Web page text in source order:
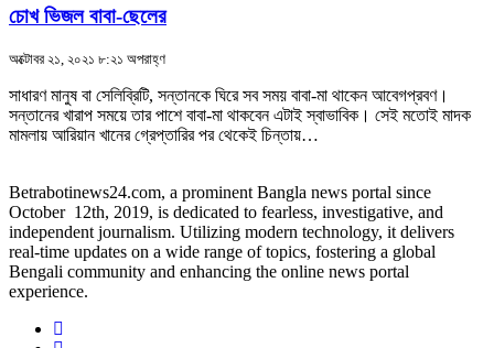
চোখ ভিজল বাবা-ছেলের
অক্টোবর ২১, ২০২১ ৮:২১ অপরাহ্ণ
সাধারণ মানুষ বা সেলিব্রিটি, সন্তানকে ঘিরে সব সময় বাবা-মা থাকেন আবেগপ্রবণ।
সন্তানের খারাপ সময়ে তার পাশে বাবা-মা থাকবেন এটাই স্বাভাবিক। সেই মতোই মাদক
মামলায় আরিয়ান খানের গ্রেপ্তারির পর থেকেই চিন্তায়…
Betrabotinews24.com, a prominent Bangla news portal since
October 12th, 2019, is dedicated to fearless, investigative, and
independent journalism. Utilizing modern technology, it delivers
real-time updates on a wide range of topics, fostering a global
Bengali community and enhancing the online news portal
experience.